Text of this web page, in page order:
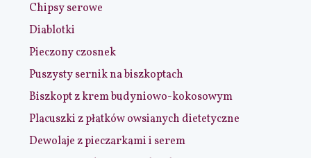
Chipsy serowe
Diablotki
Pieczony czosnek
Puszysty sernik na biszkoptach
Biszkopt z krem budyniowo-kokosowym
Placuszki z płatków owsianych dietetyczne
Dewolaje z pieczarkami i serem